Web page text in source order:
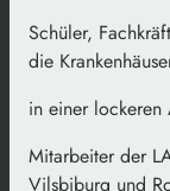
Schüler,
die
in einer lockeren
Mitarbeiter der
Vilsbiburg und